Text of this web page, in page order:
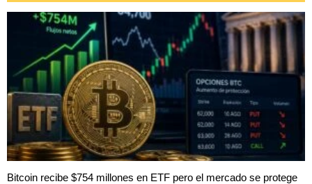
Bitcoin recibe $754 millones en ETF pero el mercado se protege